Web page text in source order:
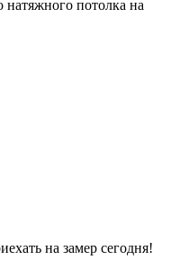
потолка на
на замер сегодня!